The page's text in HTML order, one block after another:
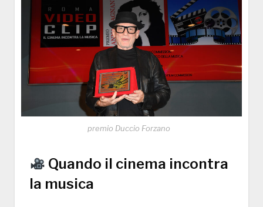
premio Duccio Forzano
Quando il cinema incontra
la musica